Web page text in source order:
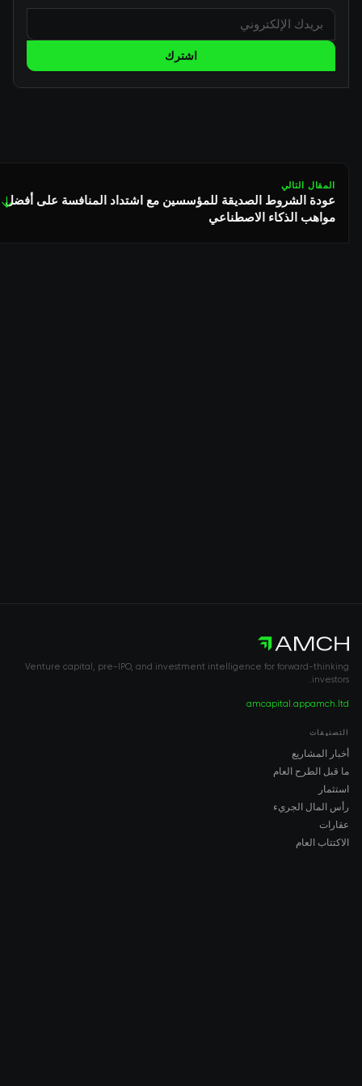
اشترك
المقال التالي
عودة الشروط الصديقة للمؤسسين مع اشتداد المنافسة على أفضل
مواهب الذكاء الاصطناعي
↓
Venture capital, pre-IPO, and investment intelligence for forward-thinking
investors.
amch.ltd
amcapital.app
التصنيفات
أخبار المشاريع
ما قبل الطرح العام
استثمار
رأس المال الجريء
عقارات
الاكتتاب العام